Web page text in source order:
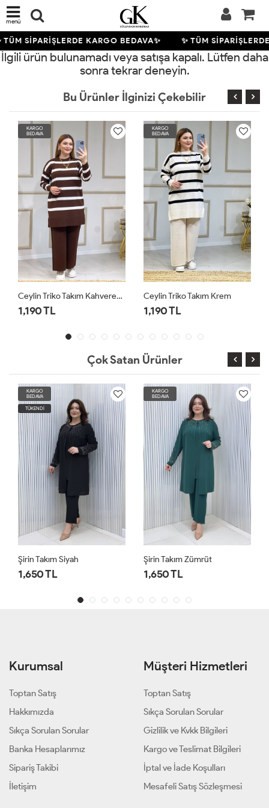
menü
TÜM SİPARİŞLERDE KARGO BEDAVA✨ ✨ TÜM
İlgili ürün bulunamadı veya satışa kapalı. Lütfen daha
sonra tekrar deneyin.
Bu Ürünler İlginizi Çekebilir
KARGO
BEDAVA
Ceylin Triko Takım Krem
1,190 TL
KARGO
BEDAVA
Ceylin Triko Takım Lacivert
1,190 TL
Çok Satan Ürünler
Şirin Takım Zümrüt
1,650 TL
BEDAVA
Ezel Takım Lacivert
1,450 TL
Kurumsal
Toptan Satış
Hakkımızda
Sıkça Sorulan Sorular
Banka Hesaplarımız
Sipariş Takibi
İletişim
Müşteri Hizmetleri
Toptan Satış
Sıkça Sorulan Sorular
Gizlilik ve Kvkk Bilgileri
Kargo ve Teslimat Bilgileri
İptal ve İade Koşulları
Mesafeli Satış Sözleşmesi